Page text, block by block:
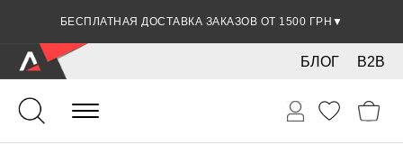
БЕСПЛАТНАЯ ДОСТАВКА ЗАКАЗОВ ОТ 1500 ГРН ▼
B2B
БЛОГ